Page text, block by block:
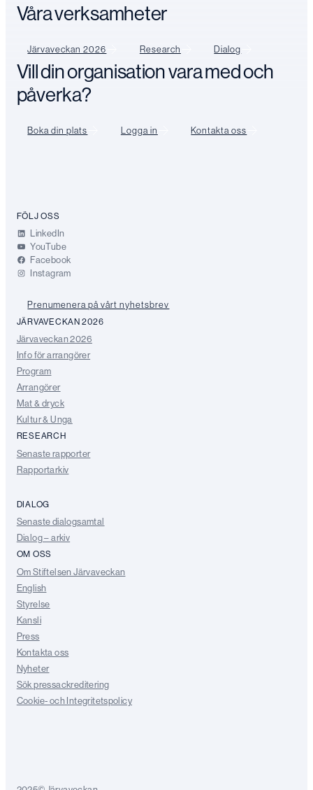
Våra verksamheter
Järvaveckan 2026 Research Dialog
Vill din organisation vara med och
påverka?
Boka din plats Logga in Kontakta oss
FÖLJ OSS
LinkedIn
YouTube
Facebook
Instagram
Prenumenera på vårt nyhetsbrev
JÄRVAVECKAN 2026
Järvaveckan 2026
Info för arrangörer
Program
Arrangörer
Mat & dryck
Kultur & Unga
RESEARCH
Senaste rapporter
Rapportarkiv
DIALOG
Senaste dialogsamtal
Dialog – arkiv
OM OSS
Om Stiftelsen Järvaveckan
English
Styrelse
Kansli
Press
Kontakta oss
Nyheter
Sök pressackreditering
Cookie- och Integritetspolicy